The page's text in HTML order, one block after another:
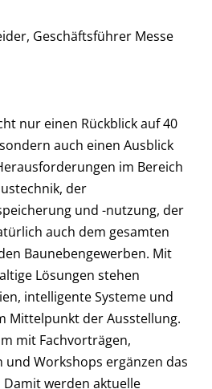
Geschäftsführer Messe
nur einen Rückblick auf 40
auch einen Ausblick
im Bereich
der
und -nutzung, der
auch dem gesamten
Baunebengewerben. Mit
Lösungen stehen
intelligente Systeme und
Mittelpunkt der Ausstellung.
mit Fachvorträgen,
und Workshops ergänzen das
werden aktuelle